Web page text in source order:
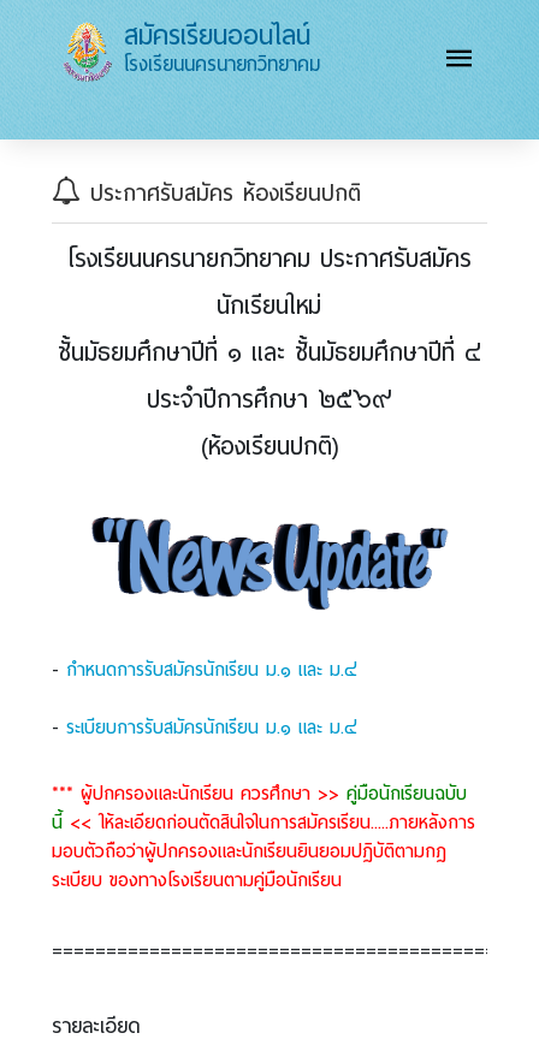
สมัครเรียนออนไลน์
โรงเรียนนครนายกวิทยาคม
ประกาศรับสมัคร ห้องเรียนปกติ
โรงเรียนนครนายกวิทยาคม ประกาศรับสมัคร
นักเรียนใหม่
ชั้นมัธยมศึกษาปีที่ ๑ และ ชั้นมัธยมศึกษาปีที่ ๔
ประจำปีการศึกษา ๒๕๖๙
(ห้องเรียนปกติ)
- กำหนดการรับสมัครนักเรียน ม.๑ และ ม.๔
- ระเบียบการรับสมัครนักเรียน ม.๑ และ ม.๔
*** ผู้ปกครองและนักเรียน ควรศึกษา >> คู่มือนักเรียนฉบับ
นี้ << ให้ละเอียดก่อนตัดสินใจในการสมัครเรียน.....ภายหลังการ
มอบตัวถือว่าผู้ปกครองและนักเรียนยินยอมปฏิบัติตามกฏ
ระเบียบ ของทางโรงเรียนตามคู่มือนักเรียน
รายละเอียด